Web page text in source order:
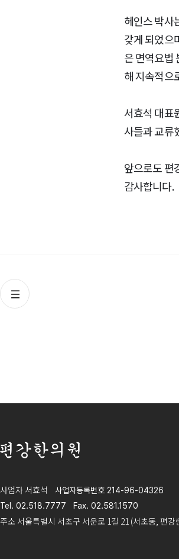
헤인스 박사
갖게 되었으
은 면역요법
해 지속적으
서효석 대표
사들과 교류
앞으로도 편
감사합니다.​
목록으로
편강한의원
사업자 서효석
사업자등록번호 214-96-04326
Tel. 02.518.7777
Fax. 02.581.1570
주소 서울특별시 서초구 서운로 1길 21 (서초동, 편강